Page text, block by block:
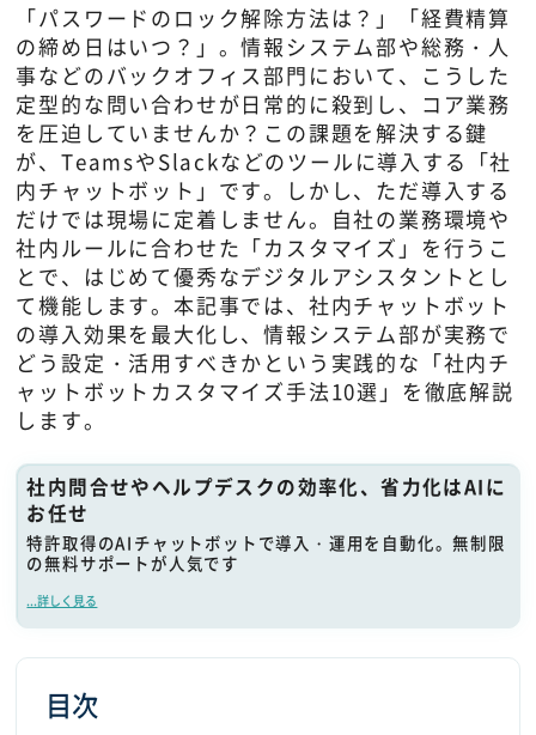
「パスワードのロック解除方法は？」「経費精算
の締め日はいつ？」。情報システム部や総務・人
事などのバックオフィス部門において、こうした
定型的な問い合わせが日常的に殺到し、コア業務
を圧迫していませんか？この課題を解決する鍵
が、TeamsやSlackなどのツールに導入する「社
内チャットボット」です。しかし、ただ導入する
だけでは現場に定着しません。自社の業務環境や
社内ルールに合わせた「カスタマイズ」を行うこ
とで、はじめて優秀なデジタルアシスタントとし
て機能します。本記事では、社内チャットボット
の導入効果を最大化し、情報システム部が実務で
どう設定・活用すべきかという実践的な「社内チ
ャットボットカスタマイズ手法10選」を徹底解説
します。
社内問合せやヘルプデスクの効率化、省力化はAIに
お任せ
特許取得のAIチャットボットで導入・運用を自動化。無制限
の無料サポートが人気です
...詳しく見る
目次